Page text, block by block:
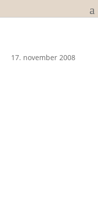
17. november 2008